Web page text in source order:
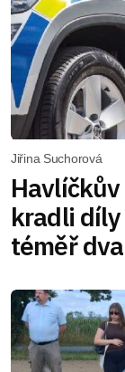
Jiřina Suchorová
kradli díly
téměř